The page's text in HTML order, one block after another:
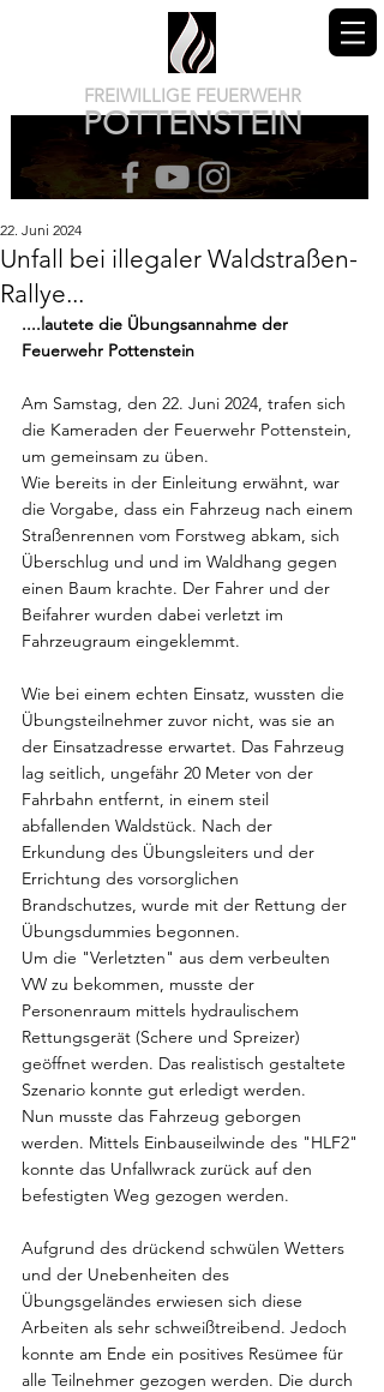
FREIWILLIGE FEUERWEHR
POTTENSTEIN
Unfall bei illegaler Waldstraßen-
Rallye...
22. Juni 2024
....lautete die Übungsannahme der
Feuerwehr Pottenstein
Am Samstag, den 22. Juni 2024, trafen sich
die Kameraden der Feuerwehr Pottenstein,
um gemeinsam zu üben.
Wie bereits in der Einleitung erwähnt, war
die Vorgabe, dass ein Fahrzeug nach einem
Straßenrennen vom Forstweg abkam, sich
Überschlug und und im Waldhang gegen
einen Baum krachte. Der Fahrer und der
Beifahrer wurden dabei verletzt im
Fahrzeugraum eingeklemmt.
Wie bei einem echten Einsatz, wussten die
Übungsteilnehmer zuvor nicht, was sie an
der Einsatzadresse erwartet. Das Fahrzeug
lag seitlich, ungefähr 20 Meter von der
Fahrbahn entfernt, in einem steil
abfallenden Waldstück. Nach der
Erkundung des Übungsleiters und der
Errichtung des vorsorglichen
Brandschutzes, wurde mit der Rettung der
Übungsdummies begonnen.
Um die "Verletzten" aus dem verbeulten
VW zu bekommen, musste der
Personenraum mittels hydraulischem
Rettungsgerät (Schere und Spreizer)
geöffnet werden. Das realistisch gestaltete
Szenario konnte gut erledigt werden.
Nun musste das Fahrzeug geborgen
werden. Mittels Einbauseilwinde des "HLF2"
konnte das Unfallwrack zurück auf den
befestigten Weg gezogen werden.
Aufgrund des drückend schwülen Wetters
und der Unebenheiten des
Übungsgeländes erwiesen sich diese
Arbeiten als sehr schweißtreibend. Jedoch
konnte am Ende ein positives Resümee für
alle Teilnehmer gezogen werden. Die durch